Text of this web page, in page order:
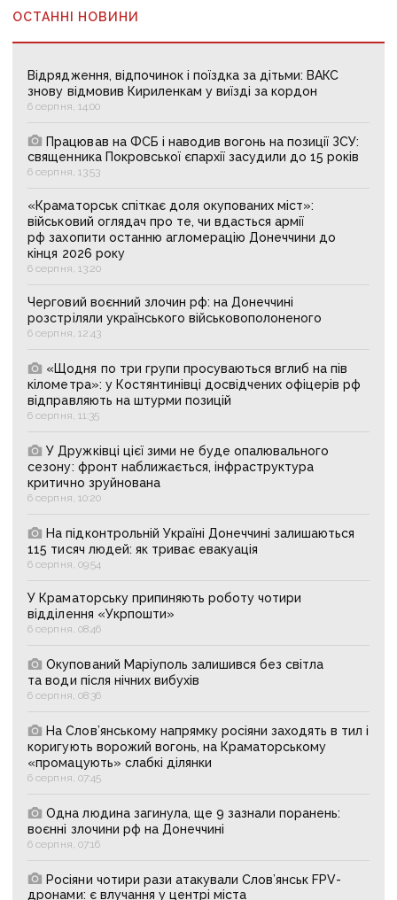
ОСТАННІ НОВИНИ
Відрядження, відпочинок і поїздка за дітьми: ВАКС
знову відмовив Кириленкам у виїзді за кордон
6 серпня, 14:00
Працював на ФСБ і наводив вогонь на позиції ЗСУ:
священника Покровської єпархії засудили до 15 років
6 серпня, 13:53
«Краматорськ спіткає доля окупованих міст»:
військовий оглядач про те, чи вдасться армії
рф захопити останню агломерацію Донеччини до
кінця 2026 року
6 серпня, 13:20
Черговий воєнний злочин рф: на Донеччині
розстріляли українського військовополоненого
6 серпня, 12:43
«Щодня по три групи просуваються вглиб на пів
кілометра»: у Костянтинівці досвідчених офіцерів рф
відправляють на штурми позицій
6 серпня, 11:35
У Дружківці цієї зими не буде опалювального
сезону: фронт наближається, інфраструктура
критично зруйнована
6 серпня, 10:20
На підконтрольній Україні Донеччині залишаються
115 тисяч людей: як триває евакуація
6 серпня, 09:54
У Краматорську припиняють роботу чотири
відділення «Укрпошти»
6 серпня, 08:46
Окупований Маріуполь залишився без світла
та води після нічних вибухів
6 серпня, 08:36
На Слов’янському напрямку росіяни заходять в тил і
коригують ворожий вогонь, на Краматорському
«промацують» слабкі ділянки
6 серпня, 07:45
Одна людина загинула, ще 9 зазнали поранень:
воєнні злочини рф на Донеччині
6 серпня, 07:16
Росіяни чотири рази атакували Слов’янськ FPV-
дронами: є влучання у центрі міста